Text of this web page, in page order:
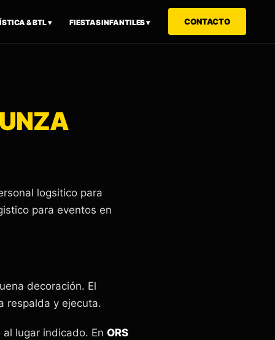
& BTL ▾ FIESTAS INFANTILES ▾ CONTACTO
logsitico para
para eventos en
decoración. El
respalda y ejecuta.
lugar indicado. En ORS